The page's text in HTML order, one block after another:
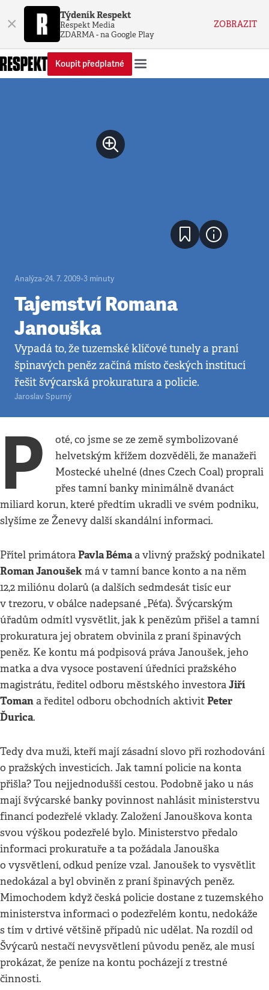
× Týdeník Respekt
Respekt Media
ZDARMA - na Google Play
ZOBRAZIT
Koupit předplatné
Analýza•24. 7. 2009•3 minuty
Tajemství Romana
Janouška
Vypadá to, že tuzemské klíčové tunely a praní
špinavých peněz začíná místo českých institucí
řešit švýcarská prokuratura a policie.
Jaroslav Spurný
P
oté, co jsme se ze země symbolizované
helvetským křížem dozvěděli, že manažeři
Mostecké uhelné (dnes Czech Coal) proprali
přes tamní banky minimálně dvanáct
miliard korun, které předtím ukradli ve svém podniku,
slyšíme ze Ženevy další skandální informaci.
Přítel primátoraPavla Bémaa vlivný pražský podnikatel
Roman Janoušekmá v tamní bance konto a na něm
12,2 miliónu dolarů (a dalších sedmdesát tisíc eur
v trezoru, v obálce nadepsané „Péťa). Švýcarským
úřadům odmítl vysvětlit, jak k penězům přišel a tamní
prokuratura jej obratem obvinila z praní špinavých
peněz. Ke kontu má podpisová práva Janoušek, jeho
matka a dva vysoce postavení úředníci pražského
magistrátu, ředitel odboru městského investoraJiří
Tomana ředitel odboru obchodních aktivitPeter
Ďurica.
Tedy dva muži, kteří mají zásadní slovo při rozhodování
o pražských investicích. Jak tamní policie na konta
přišla? Tou nejjednodušší cestou. Podobně jako u nás
mají švýcarské banky povinnost nahlásit ministerstvu
financí podezřelé vklady. Založení Janouškova konta
svou výškou podezřelé bylo. Ministerstvo předalo
informaci prokuratuře a ta požádala Janouška
o vysvětlení, odkud peníze vzal. Janoušek to vysvětlit
nedokázal a byl obviněn z praní špinavých peněz.
Mimochodem když česká policie dostane z tuzemského
ministerstva informaci o podezřelém kontu, nedokáže
s tím v drtivé většině případů nic udělat. Na rozdíl od
Švýcarů nestačí nevysvětlení původu peněz, ale musí
prokázat, že peníze na kontu pocházejí z trestné
činnosti.